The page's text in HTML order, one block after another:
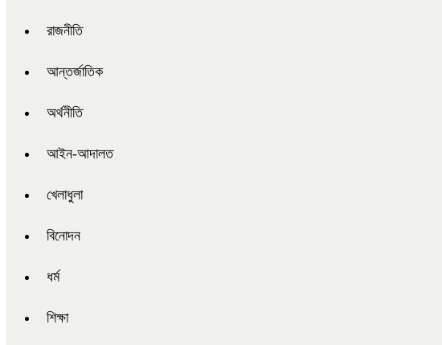
রাজনীতি
আন্তর্জাতিক
অর্থনীতি
আইন-আদালত
খেলাধুলা
বিনোদন
ধর্ম
শিক্ষা